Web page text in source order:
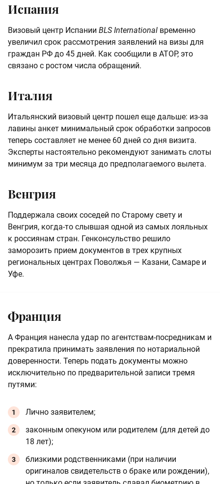
Испания
Визовый центр Испании BLS International временно
увеличил срок рассмотрения заявлений на визы для
граждан РФ до 45 дней. Как сообщили в АТОР, это
связано с ростом числа обращений.
Италия
Итальянский визовый центр пошел еще дальше: из-за
лавины анкет минимальный срок обработки запросов
теперь составляет не менее 60 дней со дня визита.
Эксперты настоятельно рекомендуют занимать слоты
минимум за три месяца до предполагаемого вылета.
Венгрия
Поддержала своих соседей по Старому свету и
Венгрия, когда-то слывшая одной из самых лояльных
к россиянам стран. Генконсульство решило
заморозить прием документов в трех крупных
региональных центрах Поволжья — Казани, Самаре и
Уфе.
Франция
А Франция нанесла удар по агентствам-посредникам и
прекратила принимать заявления по нотариальной
доверенности. Теперь подать документы можно
исключительно по предварительной записи тремя
путями:
Лично заявителем;
законным опекуном или родителем (для детей до
18 лет);
близкими родственниками (при наличии
оригиналов свидетельств о браке или рождении),